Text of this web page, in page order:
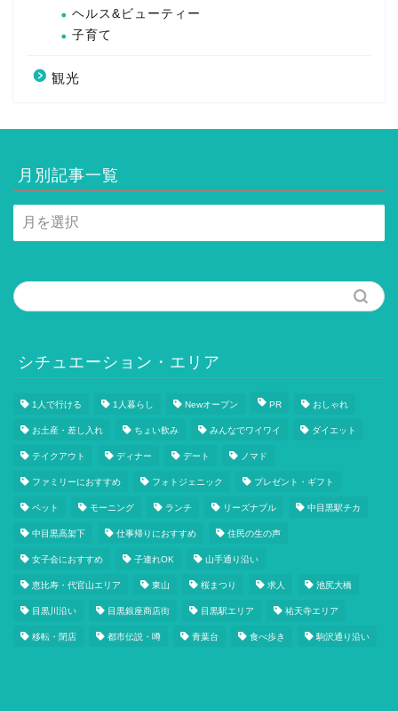
ヘルス&ビューティー
子育て
観光
月別記事一覧
月
別
一
覧
シチュエーション・エリア
1人で行ける 1人暮らし Newオープン PR おしゃれ
お土産・差し入れ ちょい飲み みんなでワイワイ ダイエット
テイクアウト ディナー デート ノマド
ファミリーにおすすめ フォトジェニック プレゼント・ギフト
ペット モーニング ランチ リーズナブル 中目黒駅チカ
中目黒高架下 仕事帰りにおすすめ 住民の生の声
女子会におすすめ 子連れOK 山手通り沿い
恵比寿・代官山エリア 東山 桜まつり 求人 池尻大橋
目黒川沿い 目黒銀座商店街 目黒駅エリア 祐天寺エリア
移転・閉店 都市伝説・噂 青葉台 食べ歩き 駒沢通り沿い